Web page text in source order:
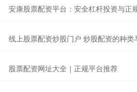
安康股票配资平台：安全杠杆投资与正
线上股票配资炒股门户 炒股配资的种类
​股票配资网址大全｜正规平台推荐